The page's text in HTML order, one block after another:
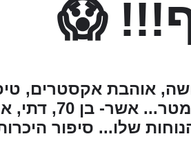
😱
שלו... סיפור